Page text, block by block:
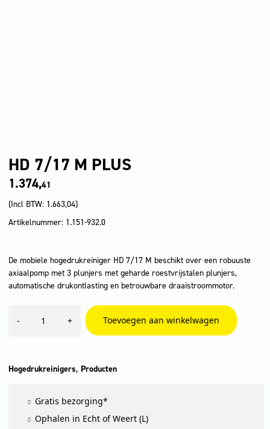
HD 7/17 M PLUS
1.374,41
(Incl BTW: 1.663,04)
Artikelnummer: 1.151-932.0
De mobiele hogedrukreiniger HD 7/17 M beschikt over een robuuste
axiaalpomp met 3 plunjers met geharde roestvrijstalen plunjers,
automatische drukontlasting en betrouwbare draaistroommotor.
-
7/17
+ Toevoegen aan winkelwagen
Hogedrukreinigers, Producten
Gratis bezorging*
Ophalen in Echt of Weert (L)